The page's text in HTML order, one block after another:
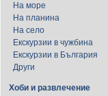
На море
На планина
На село
Екскурзии в чужбина
Екскурзии в България
Други
Хоби и развлечение